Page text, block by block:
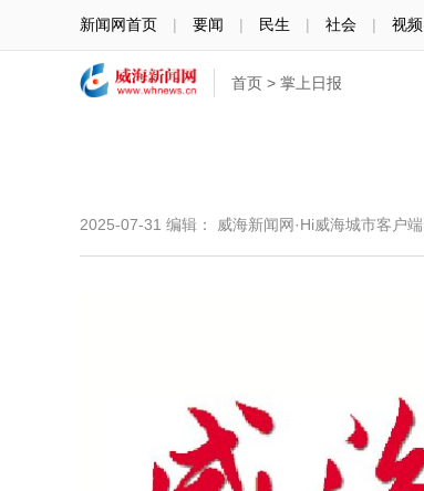
新闻网首页 | 要闻 | 民生 | 社会 | 视频
首页 > 掌上日报
2025-07-31 编辑： 威海新闻网·Hi威海城市客户端